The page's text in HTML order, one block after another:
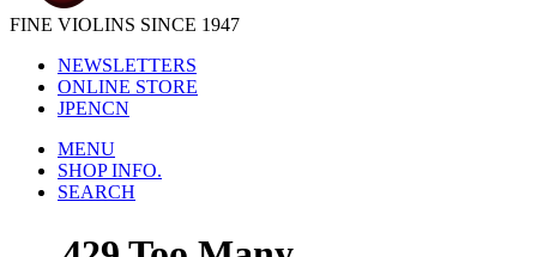
FINE VIOLINS SINCE 1947
NEWSLETTERS
ONLINE STORE
JPENCN
MENU
SHOP INFO.
SEARCH